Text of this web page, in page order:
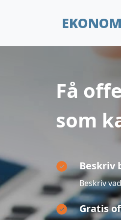
Få
som
Beskriv
Beskriv
Gratis